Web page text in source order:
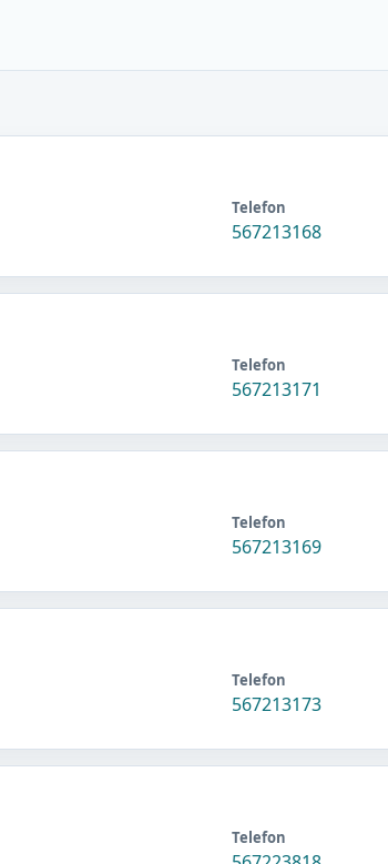
Telefon
567213168
Telefon
567213171
Telefon
567213169
Telefon
567213173
Telefon